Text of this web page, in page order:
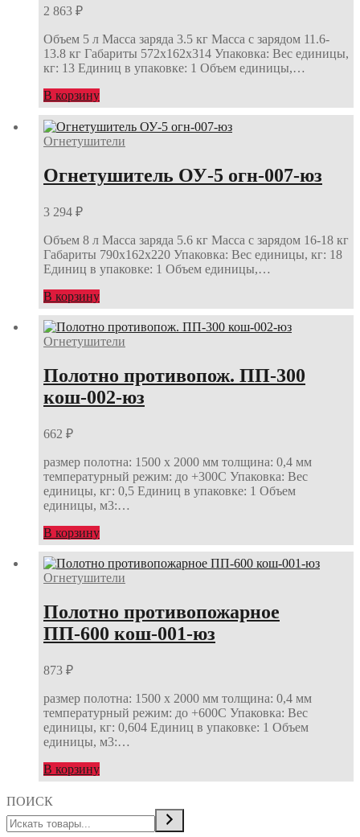
2 863 ₽
Объем 5 л Масса заряда 3.5 кг Масса с зарядом 11.6-
13.8 кг Габариты 572х162х314 Упаковка: Вес единицы,
кг: 13 Единиц в упаковке: 1 Объем единицы,…
В корзину
Огнетушители
Огнетушитель ОУ-5 огн-007-юз
3 294 ₽
Объем 8 л Масса заряда 5.6 кг Масса с зарядом 16-18 кг
Габариты 790х162х220 Упаковка: Вес единицы, кг: 18
Единиц в упаковке: 1 Объем единицы,…
В корзину
Огнетушители
Полотно противопож. ПП-300
кош-002-юз
662 ₽
размер полотна: 1500 х 2000 мм толщина: 0,4 мм
температурный режим: до +300С Упаковка: Вес
единицы, кг: 0,5 Единиц в упаковке: 1 Объем
единицы, м3:…
В корзину
Огнетушители
Полотно противопожарное
ПП-600 кош-001-юз
873 ₽
размер полотна: 1500 х 2000 мм толщина: 0,4 мм
температурный режим: до +600С Упаковка: Вес
единицы, кг: 0,604 Единиц в упаковке: 1 Объем
единицы, м3:…
В корзину
ПОИСК